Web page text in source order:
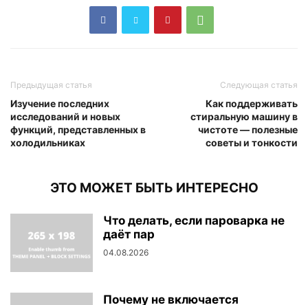
Предыдущая статья
Изучение последних
исследований и новых
функций, представленных в
холодильниках
Следующая статья
Как поддерживать
стиральную машину в
чистоте — полезные
советы и тонкости
ЭТО МОЖЕТ БЫТЬ ИНТЕРЕСНО
Что делать, если пароварка не
даёт пар
04.08.2026
Почему не включается